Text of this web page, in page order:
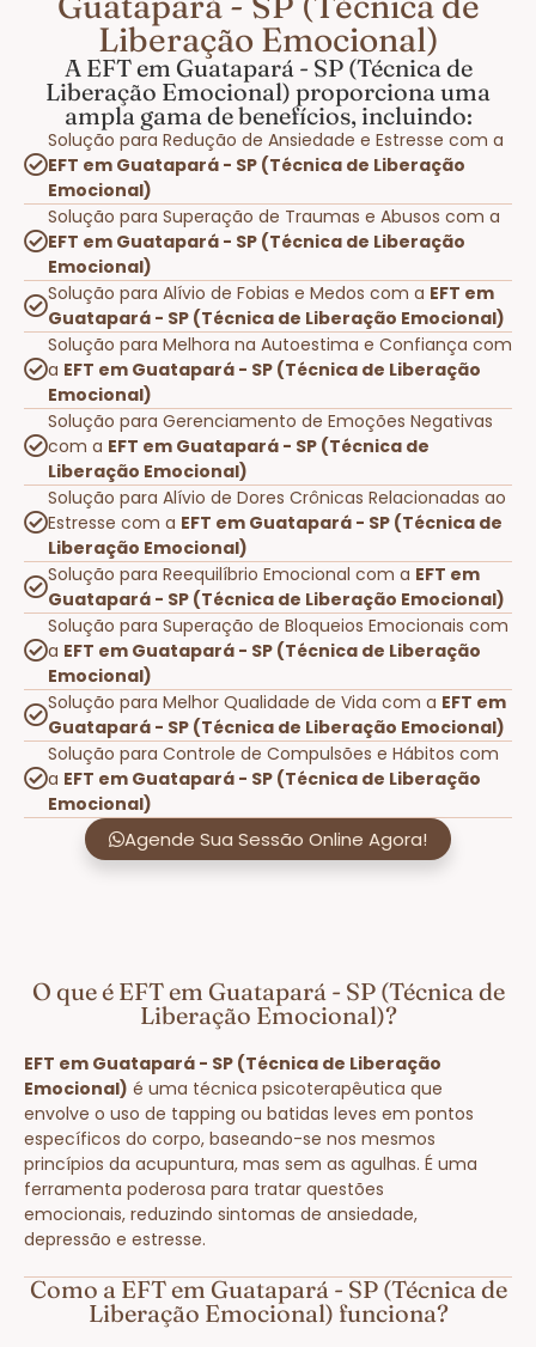
Liberação Emocional)
A EFT em Guatapará - SP (Técnica de
Liberação Emocional) proporciona uma
ampla gama de benefícios, incluindo:
Solução para Redução de Ansiedade e Estresse com a
EFT em Guatapará - SP (Técnica de Liberação
Emocional)
Solução para Superação de Traumas e Abusos com a
EFT em Guatapará - SP (Técnica de Liberação
Emocional)
Solução para Alívio de Fobias e Medos com a EFT em
Guatapará - SP (Técnica de Liberação Emocional)
Solução para Melhora na Autoestima e Confiança com
a EFT em Guatapará - SP (Técnica de Liberação
Emocional)
Solução para Gerenciamento de Emoções Negativas
com a EFT em Guatapará - SP (Técnica de
Liberação Emocional)
Solução para Alívio de Dores Crônicas Relacionadas ao
Estresse com a EFT em Guatapará - SP (Técnica de
Liberação Emocional)
Solução para Reequilíbrio Emocional com a EFT em
Guatapará - SP (Técnica de Liberação Emocional)
Solução para Superação de Bloqueios Emocionais com
a EFT em Guatapará - SP (Técnica de Liberação
Emocional)
Solução para Melhor Qualidade de Vida com a EFT em
Guatapará - SP (Técnica de Liberação Emocional)
Solução para Controle de Compulsões e Hábitos com
a EFT em Guatapará - SP (Técnica de Liberação
Emocional)
Agende Sua Sessão Online Agora!
O que é EFT em Guatapará - SP (Técnica de
Liberação Emocional)?
EFT em Guatapará - SP (Técnica de Liberação
Emocional) é uma técnica psicoterapêutica que
envolve o uso de tapping ou batidas leves em pontos
específicos do corpo, baseando-se nos mesmos
princípios da acupuntura, mas sem as agulhas. É uma
ferramenta poderosa para tratar questões
emocionais, reduzindo sintomas de ansiedade,
depressão e estresse.
Como a EFT em Guatapará - SP (Técnica de
Liberação Emocional) funciona?